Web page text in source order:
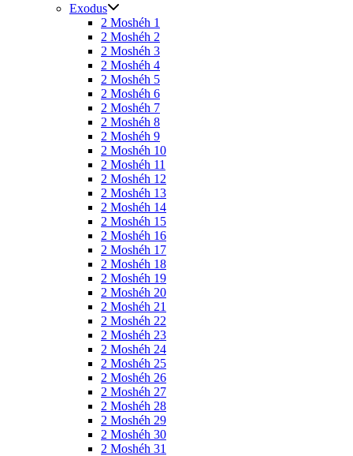
Exodus
2 Moshéh 1
2 Moshéh 2
2 Moshéh 3
2 Moshéh 4
2 Moshéh 5
2 Moshéh 6
2 Moshéh 7
2 Moshéh 8
2 Moshéh 9
2 Moshéh 10
2 Moshéh 11
2 Moshéh 12
2 Moshéh 13
2 Moshéh 14
2 Moshéh 15
2 Moshéh 16
2 Moshéh 17
2 Moshéh 18
2 Moshéh 19
2 Moshéh 20
2 Moshéh 21
2 Moshéh 22
2 Moshéh 23
2 Moshéh 24
2 Moshéh 25
2 Moshéh 26
2 Moshéh 27
2 Moshéh 28
2 Moshéh 29
2 Moshéh 30
2 Moshéh 31